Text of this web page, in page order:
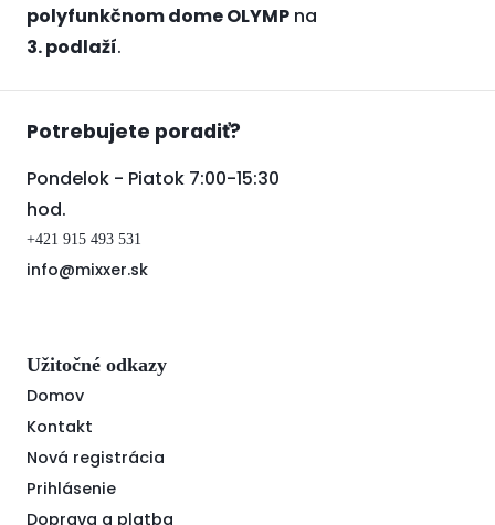
polyfunkčnom dome OLYMP na
3. podlaží.
Potrebujete poradiť?
Pondelok - Piatok 7:00-15:30
hod.
+421 915 493 531
info@mixxer.sk
Užitočné odkazy
Domov
Kontakt
Nová registrácia
Prihlásenie
Doprava a platba